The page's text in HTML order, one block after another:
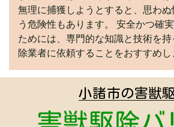
無理に捕獲しようとすると、思わぬ
う危険性もあります。 安全かつ確
ためには、専門的な知識と技術を
除業者に依頼することをおすすめし
小諸市の害獣